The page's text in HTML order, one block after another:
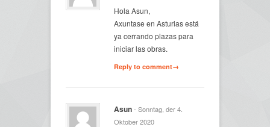
Hola Asun,
Axuntase en Asturias está
ya cerrando plazas para
iniciar las obras.
Reply to comment→
Asun- Sonntag, der 4.
Oktober 2020